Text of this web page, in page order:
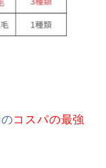
のコスパの最強